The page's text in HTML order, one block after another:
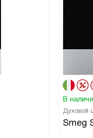
В
Духовой
Smeg